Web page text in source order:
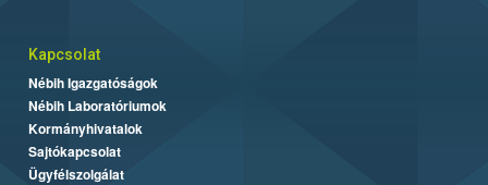
Kapcsolat
Nébih Igazgatóságok
Nébih Laboratóriumok
Kormányhivatalok
Sajtókapcsolat
Ügyfélszolgálat